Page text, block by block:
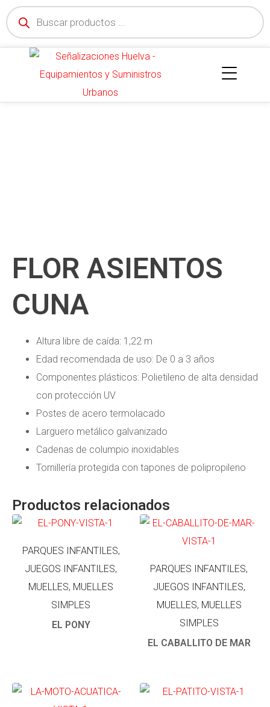
FLOR ASIENTOS
CUNA
Altura libre de caída: 1,22 m
Edad recomendada de uso: De 0 a 3 años
Componentes plásticos: Polietileno de alta densidad
con protección UV
Postes de acero termolacado
Larguero metálico galvanizado
Cadenas de columpio inoxidables
Tornillería protegida con tapones de polipropileno
Productos relacionados
PARQUES INFANTILES,
JUEGOS INFANTILES,
MUELLES, MUELLES
SIMPLES
EL PONY
PARQUES INFANTILES,
JUEGOS INFANTILES,
MUELLES, MUELLES
SIMPLES
EL CABALLITO DE MAR